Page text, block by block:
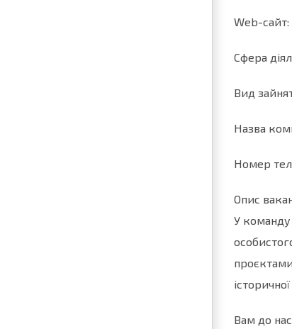
Web-cайт:
Сфера
Вид
Назва
Номер
Опис
У команду
Вам до